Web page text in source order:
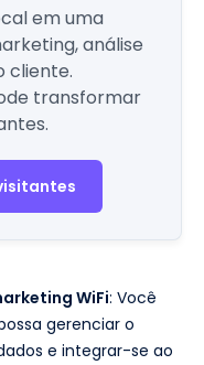
em uma
análise
cliente.
transformar
WiFi: Você
gerenciar o
e integrar-se ao